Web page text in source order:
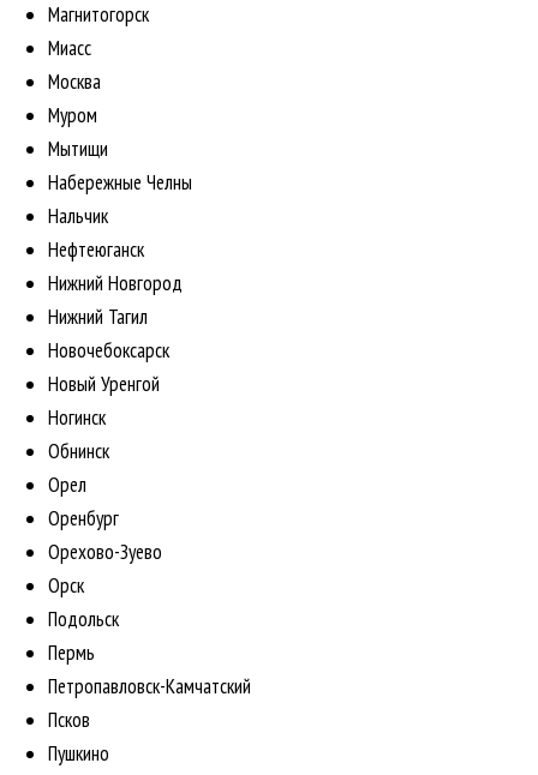
Магнитогорск
Миасс
Москва
Муром
Мытищи
Набережные Челны
Нальчик
Нефтеюганск
Нижний Новгород
Нижний Тагил
Новочебоксарск
Новый Уренгой
Ногинск
Обнинск
Орел
Оренбург
Орехово-Зуево
Орск
Подольск
Пермь
Петропавловск-Камчатский
Псков
Пушкино